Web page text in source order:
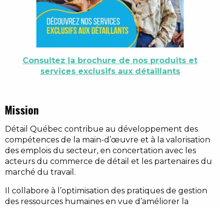
Consultez la brochure de nos produits et
services exclusifs aux détaillants
Mission
Détail Québec contribue au développement des
compétences de la main-d’œuvre et à la valorisation
des emplois du secteur, en concertation avec les
acteurs du commerce de détail et les partenaires du
marché du travail.
Il collabore à l’optimisation des pratiques de gestion
des ressources humaines en vue d’améliorer la